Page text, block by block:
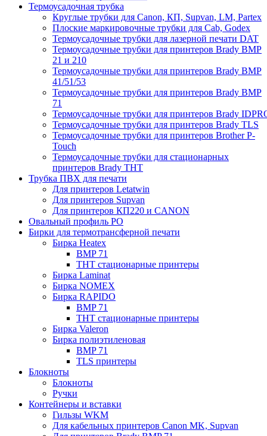
Термоусадочная трубка
Круглые трубки для Canon, КП, Supvan, LM, Partex
Плоские маркировочные трубки для Cab, Godex
Термоусадочные трубки для лазерной печати DAT
Термоусадочные трубки для принтеров Brady BMP
21 и 210
Термоусадочные трубки для принтеров Brady BMP
41/51/53
Термоусадочные трубки для принтеров Brady BMP
71
Термоусадочные трубки для принтеров Brady
Термоусадочные трубки для принтеров Brady TLS
Термоусадочные трубки для принтеров Brother P-
Touch
Термоусадочные трубки для стационарных
принтеров Brady THT
Трубка ПВХ для печати
Для принтеров Letatwin
Для принтеров Supvan
Для принтеров КП220 и CANON
Овальный профиль PO
Бирки для термотрансферной печати
Бирка Heatex
BMP 71
THT стационарные принтеры
Бирка Laminat
Бирка NOMEX
Бирка RAPIDO
BMP 71
THT стационарные принтеры
Бирка Valeron
Бирка полиэтиленовая
BMP 71
TLS принтеры
Блокноты
Блокноты
Ручки
Контейнеры и вставки
Гильзы WKM
Для кабельных принтеров Canon MK, Supvan